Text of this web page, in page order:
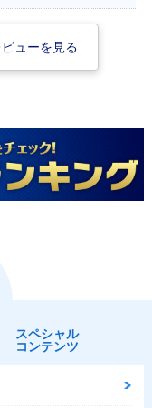
ューを見る
スペシャル
コンテンツ